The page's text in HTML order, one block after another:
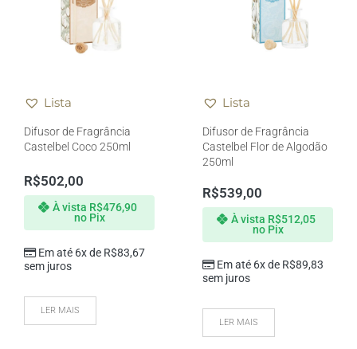
Lista
Difusor de Fragrância
Castelbel Coco 250ml
R$502,00
Em até 6x de R$83,67
sem juros
À vista R$476,90
no Pix
LER MAIS
Lista
Difusor de Fragrância
Castelbel Flor de Algodão
250ml
R$539,00
Em até 6x de R$89,83
sem juros
À vista R$512,05
no Pix
LER MAIS